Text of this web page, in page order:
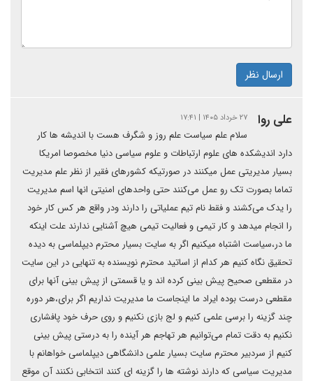
ارسال نظر
علی روا ۲۷ خرداد ۱۴۰۵ | ۱۷:۴۱
سلام علم سیاست علم روز و شگرف هست با اندیشه ها کار
دارد اندیشکده های علوم ارتباطات و علوم سیاسی دنیا مخصوصا امریکا
بسیار مدیریتی عمل میکنند در صورتیکه کشورهای فقیر از نظر علم مدیریت
تماما بصورت تک رو عمل می‌کنند حتی واحدهای امنیتی انها اسم مدیریت
را یدک می‌کشند و فقط نام تیم عملیاتی را دارند ودر واقع هر کس کار خود
را انجام میدهد و کار تیمی و فعالیت تیمی هیچ آشنایی ندارند علت اینکه
ما در،سیاست اشتباه میکنیم اگر به سایت بسیار محترم دیپلماسی به دیده
تحقیق نگاه کنیم هر کدام از اساتید محترم نویسنده به تنهایی در این سایت
در مقطعی صحیح پیش بینی کرده اند و یا قسمتی از پیش بینی آنها برای
مقطعی درست بوده ایراد ما اینجاست ما مدیریت نداریم اگر برای،هر دوره
چند گزینه را برسی علمی کنیم و لج بازی نکنیم و روی حرف خود پافشاری
نکنیم به دقت تمام می‌توانیم هر تهاجم هر آینده را به درستی پیش بینی
کنیم از سردبیر محترم سایت بسیار علمی دانشگاهی دیپلماسی خواهانم با
مدیریت سیاسی که دارند نوشته ها را گزینه ای کنند انتخابی نکنند آن موقع